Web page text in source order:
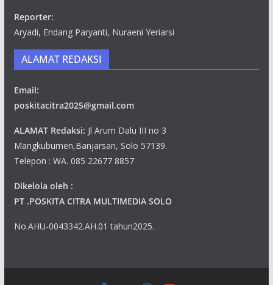
Reporter:
Aryadi, Endang Paryanti, Nuraeni Yeriarsi
ALAMAT REDAKSI
Email:
poskitacitra2025@gmail.com
ALAMAT Redaksi: Jl Arum Dalu III no 3
Mangkubumen,Banjarsari, Solo 57139.
Telepon : WA. 085 22677 8857
Dikelola oleh :
PT .POSKITA CITRA MULTIMEDIA SOLO
No.AHU-0043342.AH.01 tahun2025.